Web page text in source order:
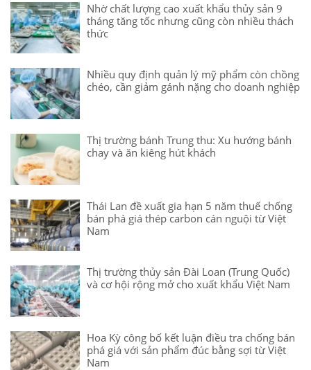
Nhờ chất lượng cao xuất khẩu thủy sản 9
tháng tăng tốc nhưng cũng còn nhiều thách
thức
Nhiều quy định quản lý mỹ phẩm còn chồng
chéo, cần giảm gánh nặng cho doanh nghiệp
Thị trường bánh Trung thu: Xu hướng bánh
chay và ăn kiêng hút khách
Thái Lan đề xuất gia hạn 5 năm thuế chống
bán phá giá thép carbon cán nguội từ Việt
Nam
Thị trường thủy sản Đài Loan (Trung Quốc)
và cơ hội rộng mở cho xuất khẩu Việt Nam
Hoa Kỳ công bố kết luận điều tra chống bán
phá giá với sản phẩm đúc bằng sợi từ Việt
Nam